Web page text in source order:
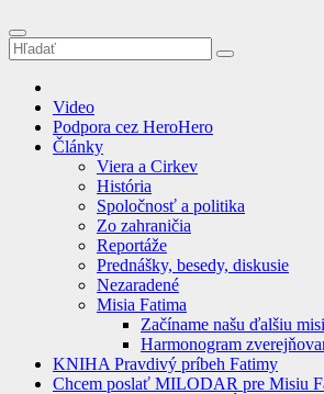
Video
Podpora cez HeroHero
Články
Viera a Cirkev
História
Spoločnosť a politika
Zo zahraničia
Reportáže
Prednášky, besedy, diskusie
Nezaradené
Misia Fatima
Začíname našu ďalšiu
Harmonogram
KNIHA Pravdivý príbeh Fatimy
Chcem poslať MILODAR pre Misiu